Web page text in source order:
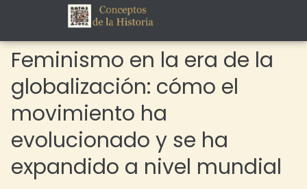
Feminismo en la era de la
globalización: cómo el
movimiento ha
evolucionado y se ha
expandido a nivel mundial